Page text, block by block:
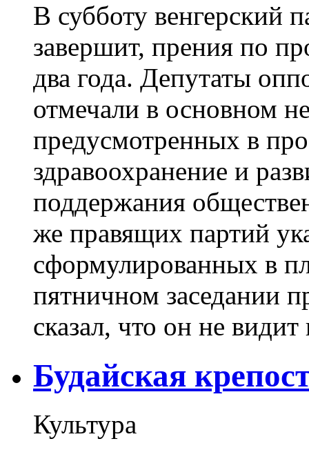
В субботу венгерский
завершит, прения по
два года. Депутаты
отмечали в основном
предусмотренных в
здравоохранение и
поддержания
же правящих партий
сформулированных в
пятничном заседании
сказал, что он не
Будайская
Культура